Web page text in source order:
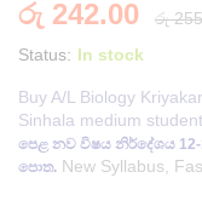
රු 242.00 රු
Status: In stock
Buy A/L Biology
Sinhala medium
පෙළ නව විෂය නිර්දේශය 12-
පොත. New Syllabus,